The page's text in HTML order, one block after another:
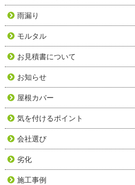
雨漏り
モルタル
お見積書について
お知らせ
屋根カバー
気を付けるポイント
会社選び
劣化
施工事例